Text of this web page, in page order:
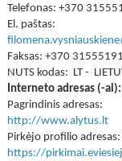
Telefonas: +370
El. paštas:
Faksas: +370 31555191
NUTS kodas: LT -
Interneto adresas (-ai):
Pagrindinis adresas:
http://www.alytus.lt
Pirkėjo profilio adresas:
https://